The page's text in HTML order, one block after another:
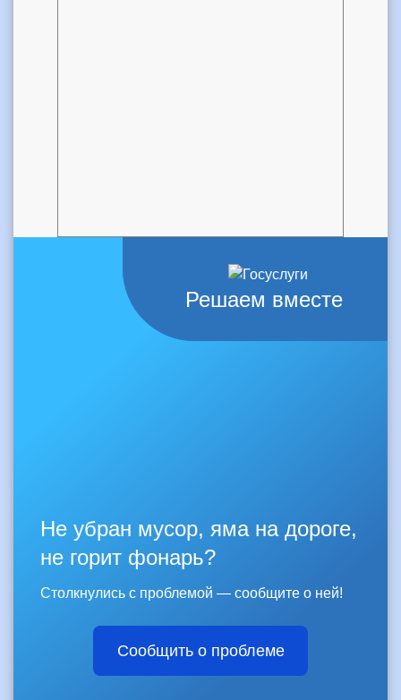
Решаем вместе
Не убран мусор, яма на дороге,
не горит фонарь?
Столкнулись с проблемой — сообщите о ней!
Сообщить о проблеме